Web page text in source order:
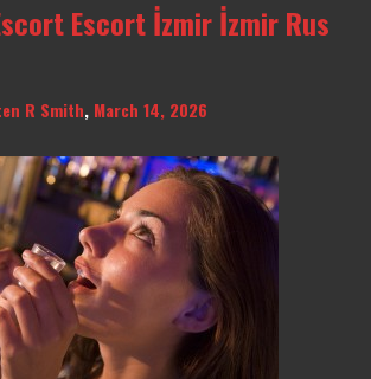
Escort İzmir İzmir Rus
R Smith, March 14, 2026